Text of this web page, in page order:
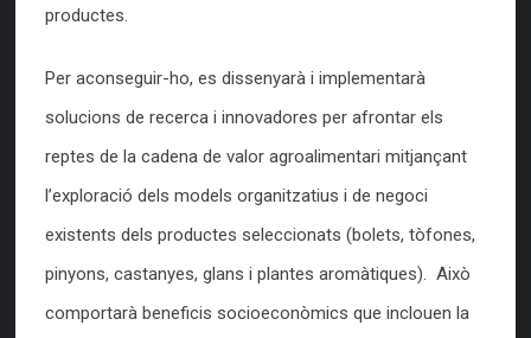
productes.
Per aconseguir-ho, es dissenyarà i implementarà
solucions de recerca i innovadores per afrontar els
reptes de la cadena de valor agroalimentari mitjançant
l’exploració dels models organitzatius i de negoci
existents dels productes seleccionats (bolets, tòfones,
pinyons, castanyes, glans i plantes aromàtiques). Això
comportarà beneficis socioeconòmics que inclouen la